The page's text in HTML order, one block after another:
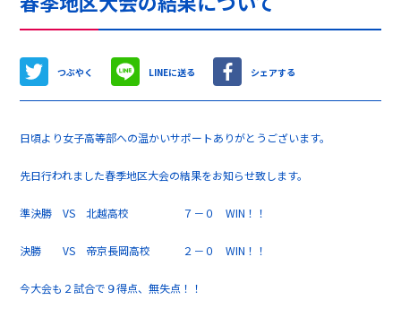
つぶやく LINEに送る シェアする
日頃より女子高等部への温かいサポートありがとうございます。
先日行われました春季地区大会の結果をお知らせ致します。
準決勝 VS 北越高校 ７－０ WIN！！
決勝 VS 帝京長岡高校 ２－０ WIN！！
今大会も２試合で９得点、無失点！！